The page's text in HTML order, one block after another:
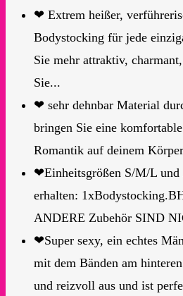
❤ Extrem heißer,
Bodystocking für jede
Sie mehr attraktiv,
Sie...
❤ sehr dehnbar Material
bringen Sie eine
Romantik auf deinem
❤Einheitsgrößen S/M/L
erhalten:
ANDERE Zubehör SIND
❤Super sexy, ein echtes
mit dem Bänden am
und reizvoll aus und ist